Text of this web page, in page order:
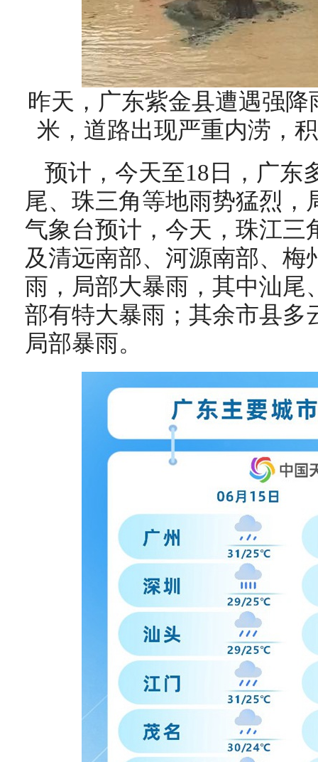
昨天，广东紫金县遭遇强
米，道路出现严重内涝，
预计，今天至18日，广东
尾、珠三角等地雨势猛烈，
气象台预计，今天，珠江三
及清远南部、河源南部、梅
雨，局部大暴雨，其中汕尾
部有特大暴雨；其余市县多
局部暴雨。